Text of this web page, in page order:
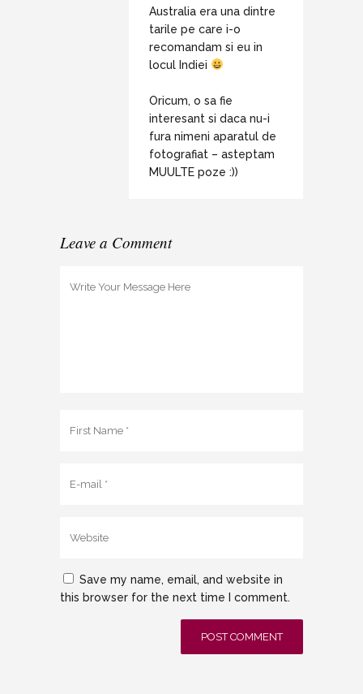
Australia era una dintre
tarile pe care i-o
recomandam si eu in
locul Indiei
Oricum, o sa fie
interesant si daca nu-i
fura nimeni aparatul de
fotografiat – asteptam
MUULTE poze :))
Leave a Comment
Save my name, email, and website in
this browser for the next time I comment.